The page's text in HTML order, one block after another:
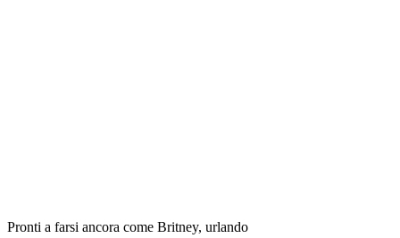
Pronti a farsi ancora come Britney, urlando